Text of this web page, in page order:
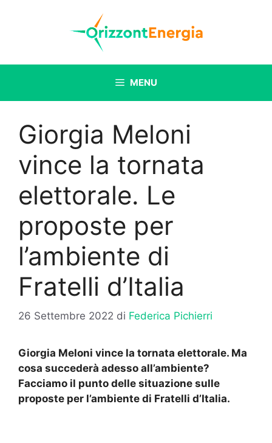
MENU
Giorgia Meloni
vince la tornata
elettorale. Le
proposte per
l’ambiente di
Fratelli d’Italia
26 Settembre 2022 di Federica Pichierri
Giorgia Meloni vince la tornata elettorale. Ma
cosa succederà adesso all’ambiente?
Facciamo il punto delle situazione sulle
proposte per l’ambiente di Fratelli d’Italia.